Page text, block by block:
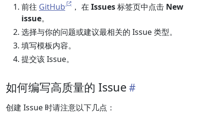
前往 GitHub ， 在 Issues标签页中点击 New
issue。
选择与你的问题或建议最相关的 Issue 类型。
填写模板内容。
提交该 Issue。
如何编写高质量的 Issue
创建 Issue 时请注意以下几点：